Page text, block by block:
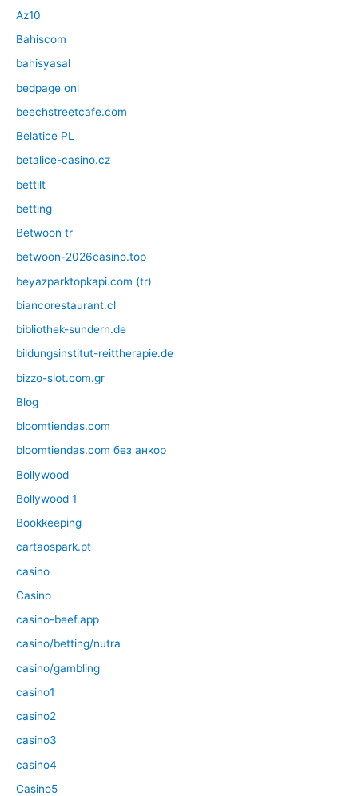
Az10
Bahiscom
bahisyasal
bedpage onl
beechstreetcafe.com
Belatice PL
betalice-casino.cz
bettilt
betting
Betwoon tr
betwoon-2026casino.top
beyazparktopkapi.com (tr)
biancorestaurant.cl
bibliothek-sundern.de
bildungsinstitut-reittherapie.de
bizzo-slot.com.gr
Blog
bloomtiendas.com
bloomtiendas.com без анкор
Bollywood
Bollywood 1
Bookkeeping
cartaospark.pt
casino
Casino
casino-beef.app
casino/betting/nutra
casino/gambling
casino1
casino2
casino3
casino4
Casino5